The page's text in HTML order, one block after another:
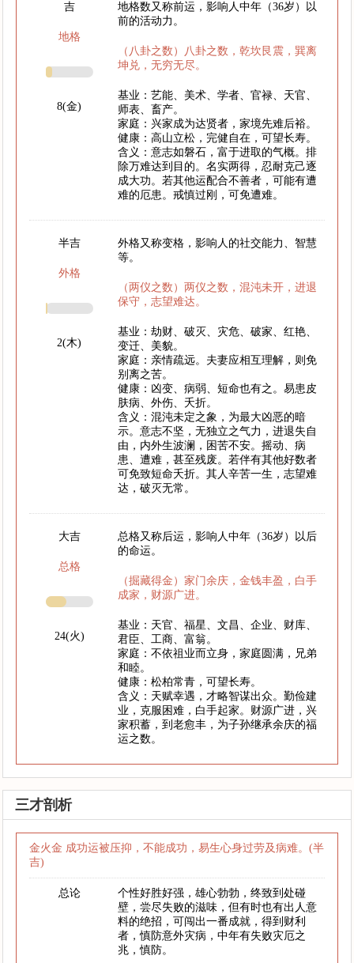
吉
地格
8(金)
地格数又称前运，影响人中年（36岁）以
前的活动力。
（八卦之数）八卦之数，乾坎艮震，巽离
坤兑，无穷无尽。
基业：艺能、美术、学者、官禄、天官、
师表、畜产。
家庭：兴家成为达贤者，家境先难后裕。
健康：高山立松，完健自在，可望长寿。
含义：意志如磐石，富于进取的气概。排
除万难达到目的。名实两得，忍耐克己逐
成大功。若其他运配合不善者，可能有遭
难的厄患。戒慎过刚，可免遭难。
半吉
外格
2(木)
外格又称变格，影响人的社交能力、智慧
等。
（两仪之数）两仪之数，混沌未开，进退
保守，志望难达。
基业：劫财、破灭、灾危、破家、红艳、
变迁、美貌。
家庭：亲情疏远。夫妻应相互理解，则免
别离之苦。
健康：凶变、病弱、短命也有之。易患皮
肤病、外伤、夭折。
含义：混沌未定之象，为最大凶恶的暗
示。意志不坚，无独立之气力，进退失自
由，内外生波澜，困苦不安。摇动、病
患、遭难，甚至残废。若伴有其他好数者
可免致短命夭折。其人辛苦一生，志望难
达，破灭无常。
大吉
总格
24(火)
总格又称后运，影响人中年（36岁）以后
的命运。
（掘藏得金）家门余庆，金钱丰盈，白手
成家，财源广进。
基业：天官、福星、文昌、企业、财库、
君臣、工商、富翁。
家庭：不依祖业而立身，家庭圆满，兄弟
和睦。
健康：松柏常青，可望长寿。
含义：天赋幸遇，才略智谋出众。勤俭建
业，克服困难，白手起家。财源广进，兴
家积蓄，到老愈丰，为子孙继承余庆的福
运之数。
三才剖析
金火金 成功运被压抑，不能成功，易生心身过劳及病难。(半
吉)
总论
个性好胜好强，雄心勃勃，终致到处碰
壁，尝尽失败的滋味，但有时也有出人意
料的绝招，可闯出一番成就，得到财利
者，慎防意外灾病，中年有失败灾厄之
兆，慎防。